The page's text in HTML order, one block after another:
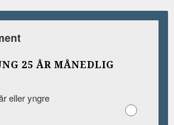
25 ÅR MÅNEDLIG
eller yngre